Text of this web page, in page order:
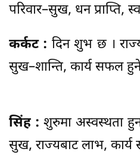
परिवार–सुख, धन प्राप्ति,
कर्कट : दिन शुभ छ ।
सुख–शान्ति, कार्य सफल
सिंह : शुरुमा अस्वस्थता
सुख, राज्यबाट लाभ, कार्य